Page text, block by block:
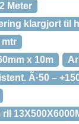
Meter
klargjort til
mtr
x 10m
Ã·50 –